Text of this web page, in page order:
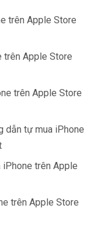
trên Apple Store
trên Apple Store
trên Apple Store
dẫn tự mua iPhone
iPhone trên Apple
trên Apple Store